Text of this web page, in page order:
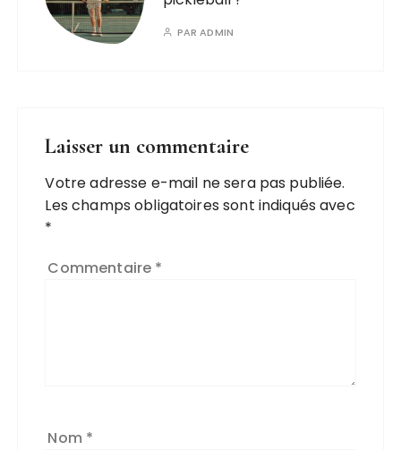
PARADMIN
Laisser un commentaire
Votre adresse e-mail ne sera pas publiée.
Les champs obligatoires sont indiqués avec
*
Commentaire *
Nom *